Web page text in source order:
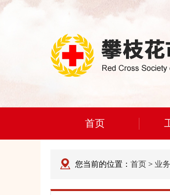
首页
您当前的位置： 首页 > 业